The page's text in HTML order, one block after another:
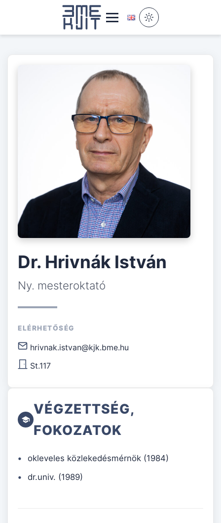
Dr. Hrivnák István
Ny. mesteroktató
ELÉRHETŐSÉG
hrivnak.istvan@kjk.bme.hu
St.117
VÉGZETTSÉG,
FOKOZATOK
okleveles közlekedésmérnök (1984)
dr.univ. (1989)